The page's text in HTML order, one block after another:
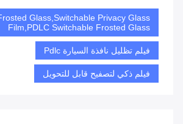
Glass,Switchable Privacy Glass
Film,PDLC Switchable Frosted Glass
فيلم تظليل نافذة السيارة Pdlc
فيلم ذكي لتصفيح قابل للتحويل